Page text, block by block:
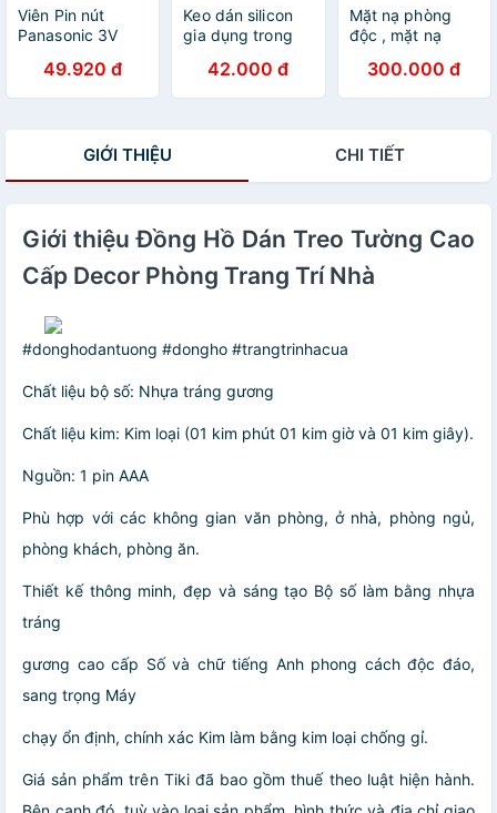
Viên Pin nút
Panasonic 3V
2032, 2025,
1632, 1620,
cấp - CR-2450
49.920 đ
Keo dán silicon
gia dụng trong
nước chịu nhiệt
độ cao cấp thực
42.000 đ
Mặt nạ phòng
độc , mặt nạ
kính giá rẻ mặt
nạ phòng độc,
chất, phòng cháy
300.000 đ
GIỚI THIỆU CHI TIẾT
Giới thiệu Đồng Hồ Dán Treo Tường Cao
Cấp Decor Phòng Trang Trí Nhà
#donghodantuong #dongho #trangtrinhacua
Chất liệu bộ số: Nhựa tráng gương
Chất liệu kim: Kim loại (01 kim phút 01 kim giờ và 01 kim giây).
Nguồn: 1 pin AAA
Phù hợp với các không gian văn phòng, ở nhà, phòng ngủ,
phòng khách, phòng ăn.
Thiết kế thông minh, đẹp và sáng tạo Bộ số làm bằng nhựa
tráng
gương cao cấp Số và chữ tiếng Anh phong cách độc đáo,
sang trọng Máy
chạy ổn định, chính xác Kim làm bằng kim loại chống gỉ.
Giá sản phẩm trên Tiki đã bao gồm thuế theo luật hiện hành.